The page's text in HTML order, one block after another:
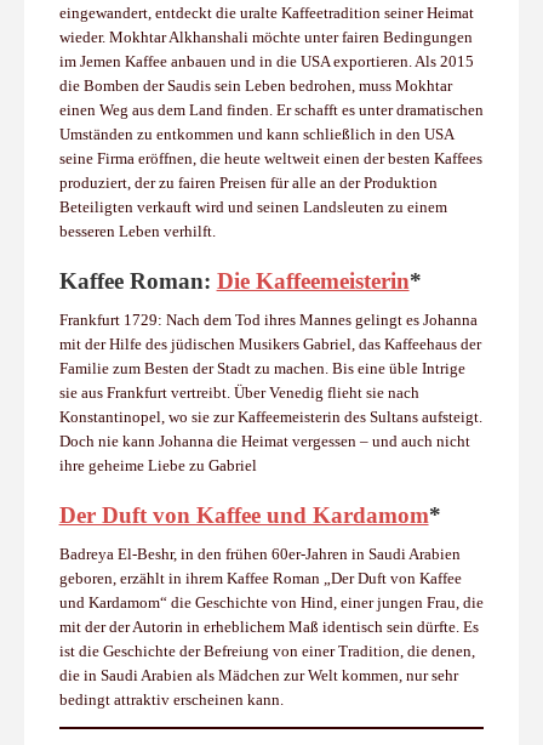
eingewandert, entdeckt die uralte Kaffeetradition seiner Heimat
wieder. Mokhtar Alkhanshali möchte unter fairen Bedingungen
im Jemen Kaffee anbauen und in die USA exportieren. Als 2015
die Bomben der Saudis sein Leben bedrohen, muss Mokhtar
einen Weg aus dem Land finden. Er schafft es unter dramatischen
Umständen zu entkommen und kann schließlich in den USA
seine Firma eröffnen, die heute weltweit einen der besten Kaffees
produziert, der zu fairen Preisen für alle an der Produktion
Beteiligten verkauft wird und seinen Landsleuten zu einem
besseren Leben verhilft.
Kaffee Roman: Die Kaffeemeisterin*
Frankfurt 1729: Nach dem Tod ihres Mannes gelingt es Johanna
mit der Hilfe des jüdischen Musikers Gabriel, das Kaffeehaus der
Familie zum Besten der Stadt zu machen. Bis eine üble Intrige
sie aus Frankfurt vertreibt. Über Venedig flieht sie nach
Konstantinopel, wo sie zur Kaffeemeisterin des Sultans aufsteigt.
Doch nie kann Johanna die Heimat vergessen – und auch nicht
ihre geheime Liebe zu Gabriel
Der Duft von Kaffee und Kardamom*
Badreya El-Beshr, in den frühen 60er-Jahren in Saudi Arabien
geboren, erzählt in ihrem Kaffee Roman „Der Duft von Kaffee
und Kardamom“ die Geschichte von Hind, einer jungen Frau, die
mit der der Autorin in erheblichem Maß identisch sein dürfte. Es
ist die Geschichte der Befreiung von einer Tradition, die denen,
die in Saudi Arabien als Mädchen zur Welt kommen, nur sehr
bedingt attraktiv erscheinen kann.